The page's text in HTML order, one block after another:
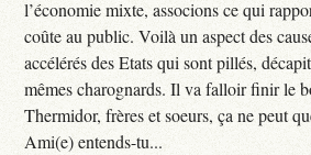
l’économie mixte, associons ce qui
coûte au public. Voilà un aspect des
accélérés des Etats qui sont pillés,
mêmes charognards. Il va falloir finir le
Thermidor, frères et soeurs, ça ne peut
Ami(e) entends-tu...